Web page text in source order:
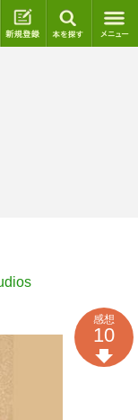
ログイン 新規登録
感想
10